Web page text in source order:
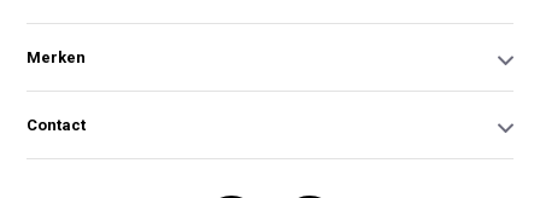
Merken
Contact